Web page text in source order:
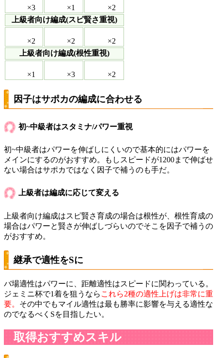
×3 ×1
×2
上級者向け編成(スピ賢さ重視)
×2 ×2
×2
上級者向け編成(根性重視)
×1 ×3 ×2
因子はサポカの編成に合わせる
初~中級者はスタミナ/パワー重視
初~中級者はパワーを伸ばしにくいので基本的にはパワーを
メインにするのがおすすめ。もしスピードが1200まで伸ばせ
ない場合はサポカではなく因子で補うのも手だ。
上級者は編成に応じて変える
上級者向け編成はスピ賢さ育成の場合は根性が、根性育成の
場合はパワーと賢さが伸ばしづらいのでそこを因子で補うの
がおすすめ。
継承で適性をSに
バ場適性はパワーに、距離適性はスピードに関わっている。
ジェミニ杯で1着を狙うなら これら2種の適性上げは非常に重
要。 その中でもマイル適性は最も勝率に影響を与える適性な
のでなるべくSを目指したい。
取得おすすめスキル